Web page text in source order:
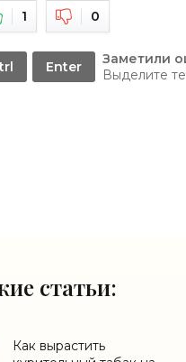
1 0
Enter Заметили
Выделите
статьи:
Как вырастить